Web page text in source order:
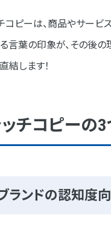
自己満足の表現
別のキャッチコピー成功事例
め
コピーは、商品やサービ
言葉の印象が、その後
結します！
ッチコピーの
ランドの認知度